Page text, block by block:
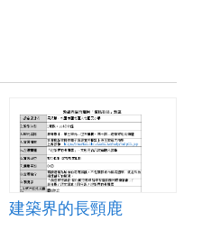
建築界的長頸鹿